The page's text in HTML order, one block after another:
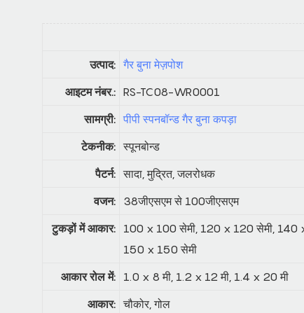
उत्पाद: गैर बुना मेज़पोश
आइटम नंबर.: RS-TC08-WR0001
सामग्री: पीपी स्पनबॉन्ड गैर बुना कपड़ा
टेकनीक: स्पूनबोन्ड
पैटर्न: सादा, मुद्रित, जलरोधक
वजन: 38जीएसएम से 100जीएसएम
टुकड़ों में आकार: 100 x 100 सेमी, 120 x 120 सेमी, 140
150 x 150 सेमी
आकार रोल में: 1.0 x 8 मी, 1.2 x 12 मी, 1.4 x 20 मी
आकार: चौकोर, गोल